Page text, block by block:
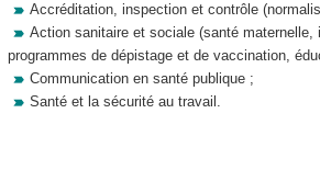
Accréditation, inspection et contrôle
Action sanitaire et sociale (santé maternelle,
programmes de dépistage et de vaccination,
Communication en santé publique ;
Santé et la sécurité au travail.